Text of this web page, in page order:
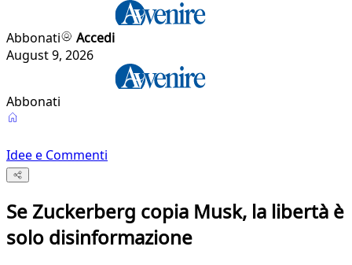
Abbonati
Accedi
August 9, 2026
Abbonati
Idee e Commenti
Se Zuckerberg copia Musk, la libertà è
solo disinformazione